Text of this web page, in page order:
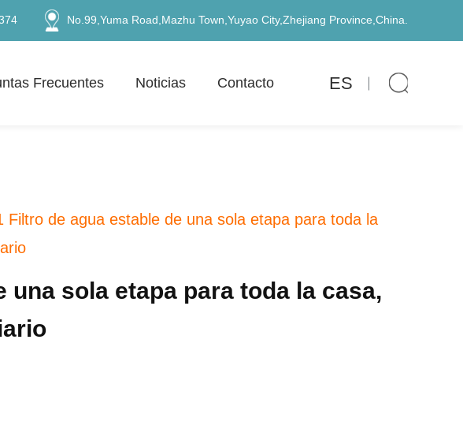
No.99,Yuma Road,Mazhu Town,Yuyao City,Zhejiang Province,China.
Frecuentes Noticias Contacto ES
Filtro de agua estable de una sola etapa para toda la
sola etapa para toda la casa,